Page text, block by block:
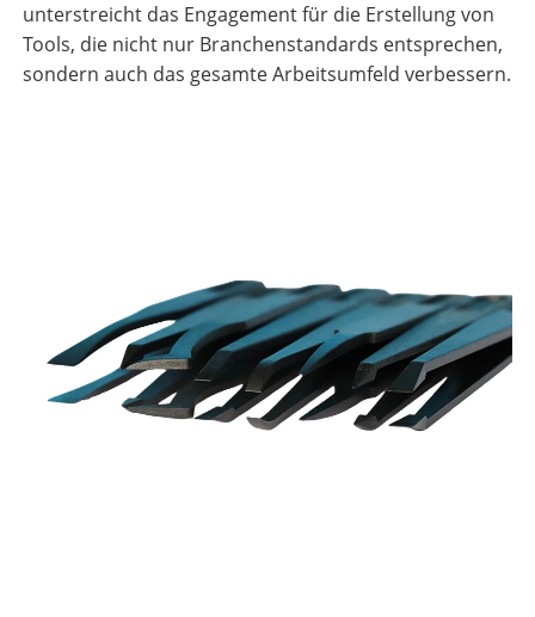
unterstreicht das Engagement für die Erstellung von
Tools, die nicht nur Branchenstandards entsprechen,
sondern auch das gesamte Arbeitsumfeld verbessern.